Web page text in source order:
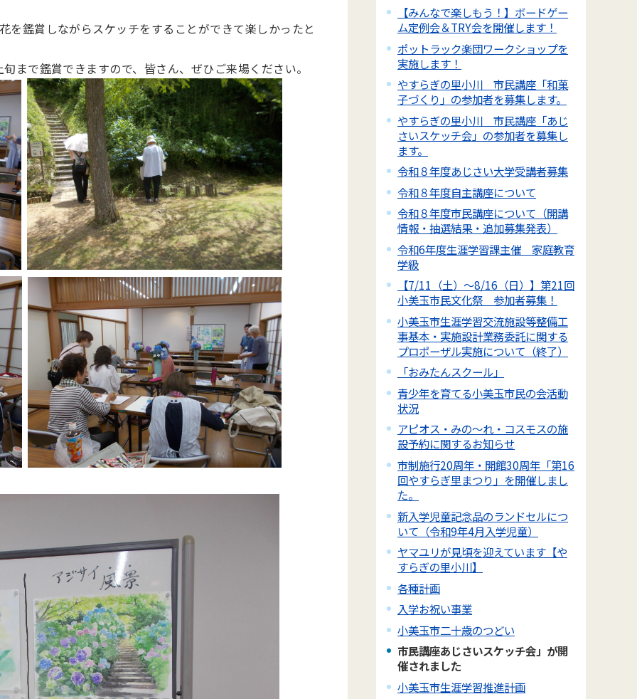
を鑑賞しながらスケッチをすることができて楽しかったと
まで鑑賞できますので、皆さん、ぜひご来場ください。
【みんなで楽しもう！】ボードゲー
ム定例会＆TRY会を開催します！
ポットラック楽団ワークショップを
実施します！
やすらぎの里小川 市民講座「和菓
子づくり」の参加者を募集します。
やすらぎの里小川 市民講座「あじ
さいスケッチ会」の参加者を募集し
ます。
令和８年度あじさい大学受講者募集
令和８年度自主講座について
令和８年度市民講座について（開講
情報・抽選結果・追加募集発表）
令和6年度生涯学習課主催 家庭教育
学級
【7/11（土）～8/16（日）】第21回
小美玉市民文化祭 参加者募集！
小美玉市生涯学習交流施設等整備工
事基本・実施設計業務委託に関する
プロポーザル実施について（終了）
「おみたんスクール」
青少年を育てる小美玉市民の会活動
状況
アピオス・みの～れ・コスモスの施
設予約に関するお知らせ
市制施行20周年・開館30周年「第16
回やすらぎ里まつり」を開催しまし
た。
新入学児童記念品のランドセルにつ
いて（令和9年4月入学児童）
ヤマユリが見頃を迎えています【や
すらぎの里小川】
各種計画
入学お祝い事業
小美玉市二十歳のつどい
市民講座あじさいスケッチ会」が開
催されました
小美玉市生涯学習推進計画